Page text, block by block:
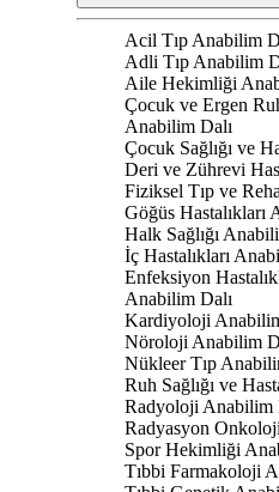
Acil Tıp Anabilim
Adli Tıp Anabilim
Aile Hekimliği
Çocuk ve Ergen
Anabilim Dalı
Çocuk Sağlığı ve
Deri ve Zührevi
Fiziksel Tıp ve
Göğüs Hastalıkları
Halk Sağlığı
İç Hastalıkları
Enfeksiyon
Anabilim Dalı
Kardiyoloji
Nöroloji Anabilim
Nükleer Tıp
Ruh Sağlığı ve
Radyoloji Anabilim
Radyasyon
Spor Hekimliği
Tıbbi Farmakoloji